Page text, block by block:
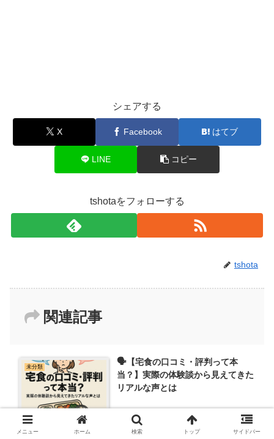
シェアする
X Facebook はてブ
LINE コピー
tshotaをフォローする
tshota
関連記事
未分類
🗣【宅食の口コミ・評判って本
当？】実際の体験談から見えてきた
リアルな声とは
メニュー ホーム 検索 トップ サイドバー